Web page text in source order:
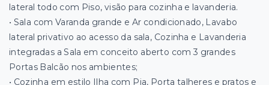
lateral todo com Piso, visão para cozinha e lavanderia.
• Sala com Varanda grande e Ar condicionado, Lavabo
lateral privativo ao acesso da sala, Cozinha e Lavanderia
integradas a Sala em conceito aberto com 3 grandes
Portas Balcão nos ambientes;
• Cozinha em estilo Ilha com Pia, Porta talheres e pratos e